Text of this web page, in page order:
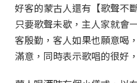
好客的蒙古人還有【歌聲不
只要歌聲未歇，主人家就會
客殷勤，客人如果也願意喝
滿意，同時表示歌唱的很好